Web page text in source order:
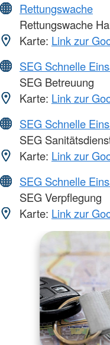
Rettungswache
Rettungswache
Karte: Link zur
SEG Schnelle
SEG Betreuung
Karte: Link zur
SEG Schnelle
SEG
Karte: Link zur
SEG Schnelle
SEG Verpflegung
Karte: Link zur